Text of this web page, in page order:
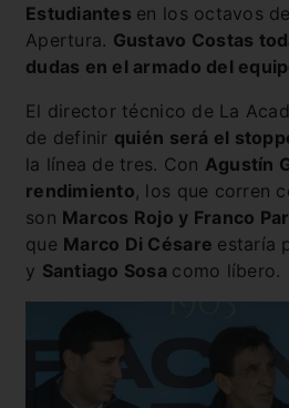
Estudiantes en los octavos
Apertura. Gustavo Costas
dudas en el armado del
El director técnico de La
de definir quién será el
la línea de tres. Con Agustín
rendimiento, los que corren
son Marcos Rojo y Franco
que Marco Di Césare estaría
y Santiago Sosa como líbero.